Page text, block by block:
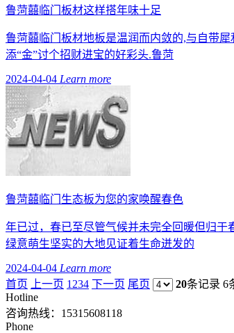
鲁菏囍临门板材这样搭年味十足
鲁菏囍临门板材地板是温润而内敛的,与自带
添“金”讨个招财进宝的好彩头.鲁菏
2024-04-04 Learn more
鲁菏囍临门生态板为您的家唤醒春色
年已过，春已至尽管气候并未完全回暖但归于
绿意萌生坚实的大地见证着生命迸发的
2024-04-04 Learn more
首页
上一页 1 234 下一页 尾页 20条记录 6
Hotline
咨询热线： 15315608118
Phone